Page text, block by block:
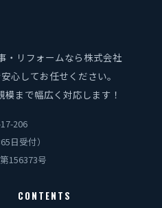
・リフォームなら株式会社
心してお任せください。
まで幅広く対応します！
206
日受付）
156373号
CONTENTS